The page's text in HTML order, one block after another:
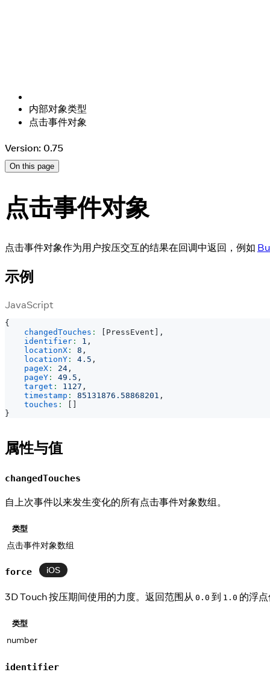
内部对象类型
点击事件对象
Version: 0.75
On this page
点击事件对象
点击事件对象作为用户按压交互的结果在回调中返回，例如
示例
JavaScript
{
changedTouches : PressEvent
,
identifier : 1 ,
locationX : 8 ,
locationY : 4.5 ,
pageX : 24 ,
pageY : 49.5 ,
target : 1127 ,
timestamp : 85131876.58868201 ,
touches :
}
属性与值
changedTouches
自上次事件以来发生变化的所有点击事件对象数组。
类型
点击事件对象数组
force iOS
3D Touch 按压期间使用的力度。返回范围从 0.0 到 1.0 的浮
类型
number
identifier